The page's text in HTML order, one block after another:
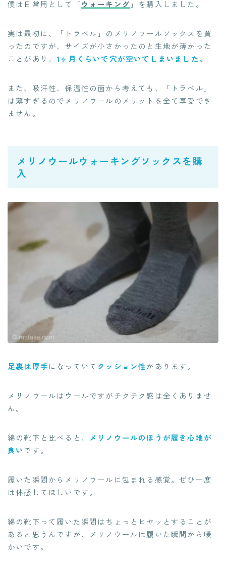
僕は日常用として「ウォーキング 」を購入しました。
実は最初に、「トラベル」のメリノウールソックスを買
ったのですが、サイズが小さかったのと生地が薄かった
ことがあり、1ヶ月くらいで穴が空いてしまいました。
また、吸汗性、保温性の面から考えても、「トラベル」
は薄すぎるのでメリノウールのメリットを全て享受でき
ません。
メリノウールウォーキングソックスを購
入
足裏は厚手になっていて クッション性があります。
メリノウールはウールですがチクチク感は全くありませ
ん。
綿の靴下と比べると、 メリノウールのほうが履き心地が
良いです。
履いた瞬間からメリノウールに包まれる感覚。ぜひ一度
は体感してほしいです。
綿の靴下って履いた瞬間はちょっとヒヤッとすることが
あると思うんですが、メリノウールは履いた瞬間から暖
かいです。